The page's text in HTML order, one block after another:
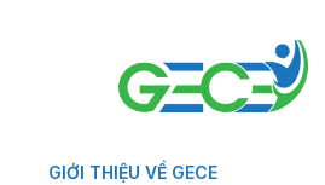
GIỚI THIỆU VỀ GECE